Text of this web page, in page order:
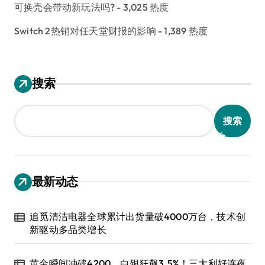
可换壳会带动新玩法吗? - 3,025 热度
Switch 2热销对任天堂财报的影响 - 1,389 热度
搜索
搜索
最新动态
追觅清洁电器全球累计出货量破4000万台，技术创
新驱动多品类增长